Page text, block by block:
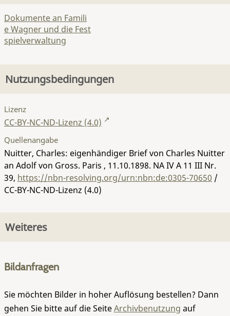
Dokumente an Famili
e Wagner und die Fest
spielverwaltung
Nutzungsbedingungen
Lizenz
CC-BY-NC-ND-Lizenz (4.0)
Quellenangabe
Nuitter, Charles: eigenhändiger Brief von Charles Nuitter
an Adolf von Gross. Paris , 11.10.1898. NA IV A 11 III Nr.
39, https://nbn-resolving.org/urn:nbn:de:0305-70650 /
CC-BY-NC-ND-Lizenz (4.0)
Weiteres
Bildanfragen
Sie möchten Bilder in hoher Auflösung bestellen? Dann
gehen Sie bitte auf die SeiteArchivbenutzung auf